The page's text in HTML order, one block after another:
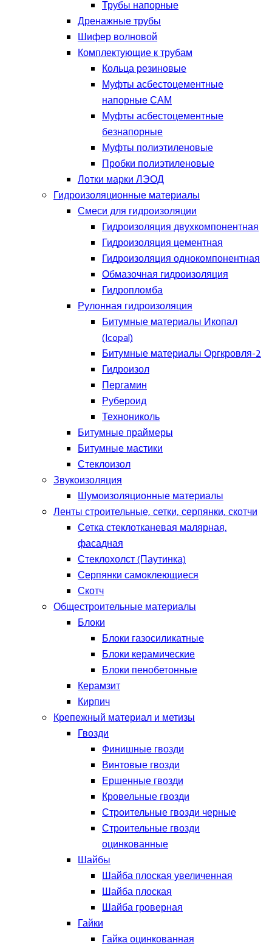
Трубы напорные
Дренажные трубы
Шифер волновой
Комплектующие к трубам
Кольца резиновые
Муфты асбестоцементные
напорные САМ
Муфты асбестоцементные
безнапорные
Муфты полиэтиленовые
Пробки полиэтиленовые
Лотки марки ЛЭОД
Гидроизоляционные материалы
Смеси для гидроизоляции
Гидроизоляция двухкомпонентная
Гидроизоляция цементная
Гидроизоляция однокомпонентная
Обмазочная гидроизоляция
Гидропломба
Рулонная гидроизоляция
Битумные материалы Икопал
(Icopal)
Битумные материалы Оргкровля-2
Гидроизол
Пергамин
Рубероид
Технониколь
Битумные праймеры
Битумные мастики
Стеклоизол
Звукоизоляция
Шумоизоляционные материалы
Ленты строительные, сетки, серпянки, скотчи
Сетка стеклотканевая малярная,
фасадная
Стеклохолст (Паутинка)
Серпянки самоклеющиеся
Скотч
Общестроительные материалы
Блоки
Блоки газосиликатные
Блоки керамические
Блоки пенобетонные
Керамзит
Кирпич
Крепежный материал и метизы
Гвозди
Финишные гвозди
Винтовые гвозди
Ершенные гвозди
Кровельные гвозди
Строительные гвозди черные
Строительные гвозди
оцинкованные
Шайбы
Шайба плоская увеличенная
Шайба плоская
Шайба гроверная
Гайки
Гайка оцинкованная